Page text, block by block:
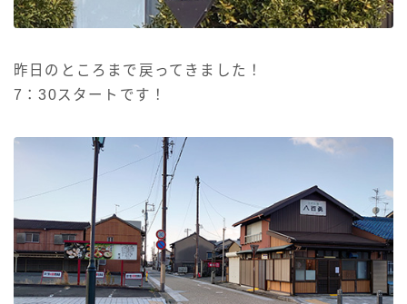
昨日のところまで戻ってきました！
7：30スタートです！